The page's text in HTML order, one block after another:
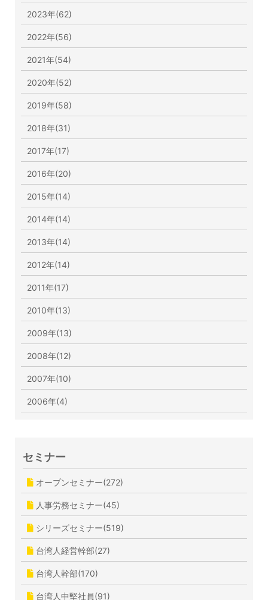
2023年(62)
2022年(56)
2021年(54)
2020年(52)
2019年(58)
2018年(31)
2017年(17)
2016年(20)
2015年(14)
2014年(14)
2013年(14)
2012年(14)
2011年(17)
2010年(13)
2009年(13)
2008年(12)
2007年(10)
2006年(4)
セミナー
オープンセミナー(272)
人事労務セミナー(45)
シリーズセミナー(519)
台湾人経営幹部(27)
台湾人幹部(170)
台湾人中堅社員(91)